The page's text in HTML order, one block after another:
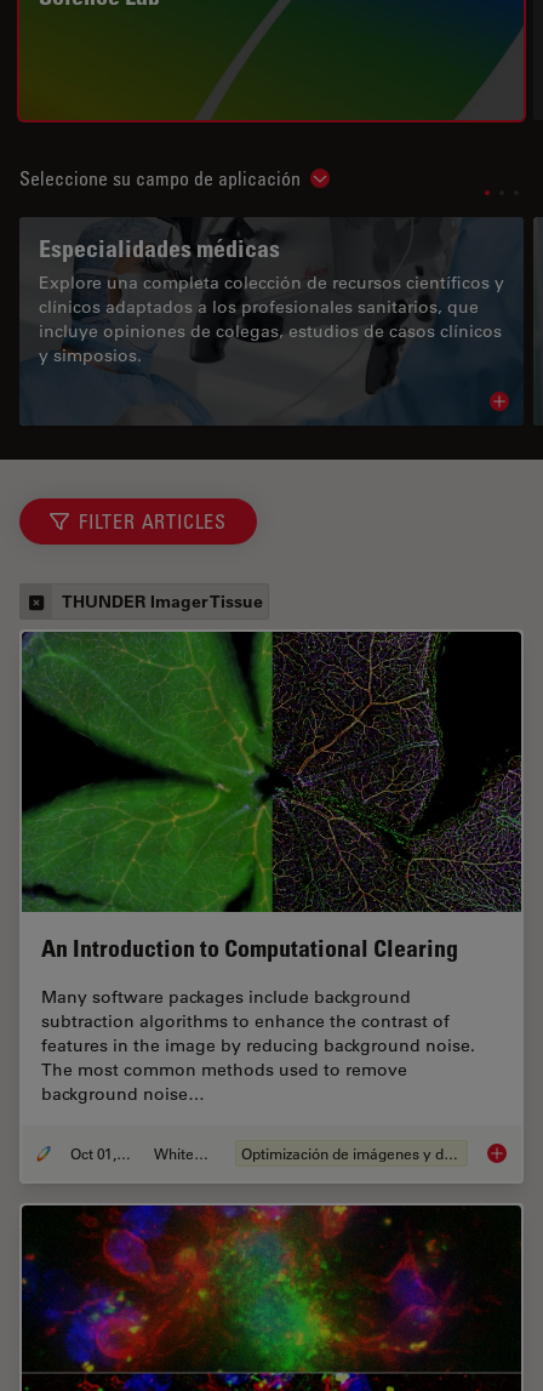
Seleccione su campo de aplicación Show subnavigation
Especialidades médicas
Explore una completa colección de recursos científicos y
clínicos adaptados a los profesionales sanitarios, que
incluye opiniones de colegas, estudios de casos clínicos
y simposios.
FILTER ARTICLES
THUNDER Imager Tissue
An Introduction to Computational Clearing
Many software packages include background
subtraction algorithms to enhance the contrast of
features in the image by reducing background noise.
The most common methods used to remove
background noise…
Oct 01, 2020 Whitepaper Optimización de imágenes y deconvolución An